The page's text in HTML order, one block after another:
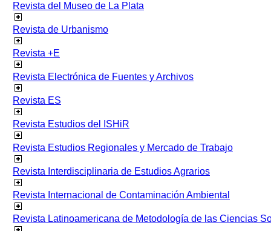
Revista del Museo de La Plata
Revista de Urbanismo
Revista +E
Revista Electrónica de Fuentes y Archivos
Revista ES
Revista Estudios del ISHiR
Revista Estudios Regionales y Mercado de Trabajo
Revista Interdisciplinaria de Estudios Agrarios
Revista Internacional de Contaminación Ambiental
Revista Latinoamericana de Metodología de las Ciencias